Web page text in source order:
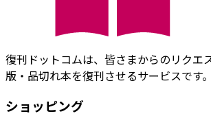
復刊ドットコムは、皆さまからのリクエ
版・品切れ本を復刊させるサービスです。
ショッピング